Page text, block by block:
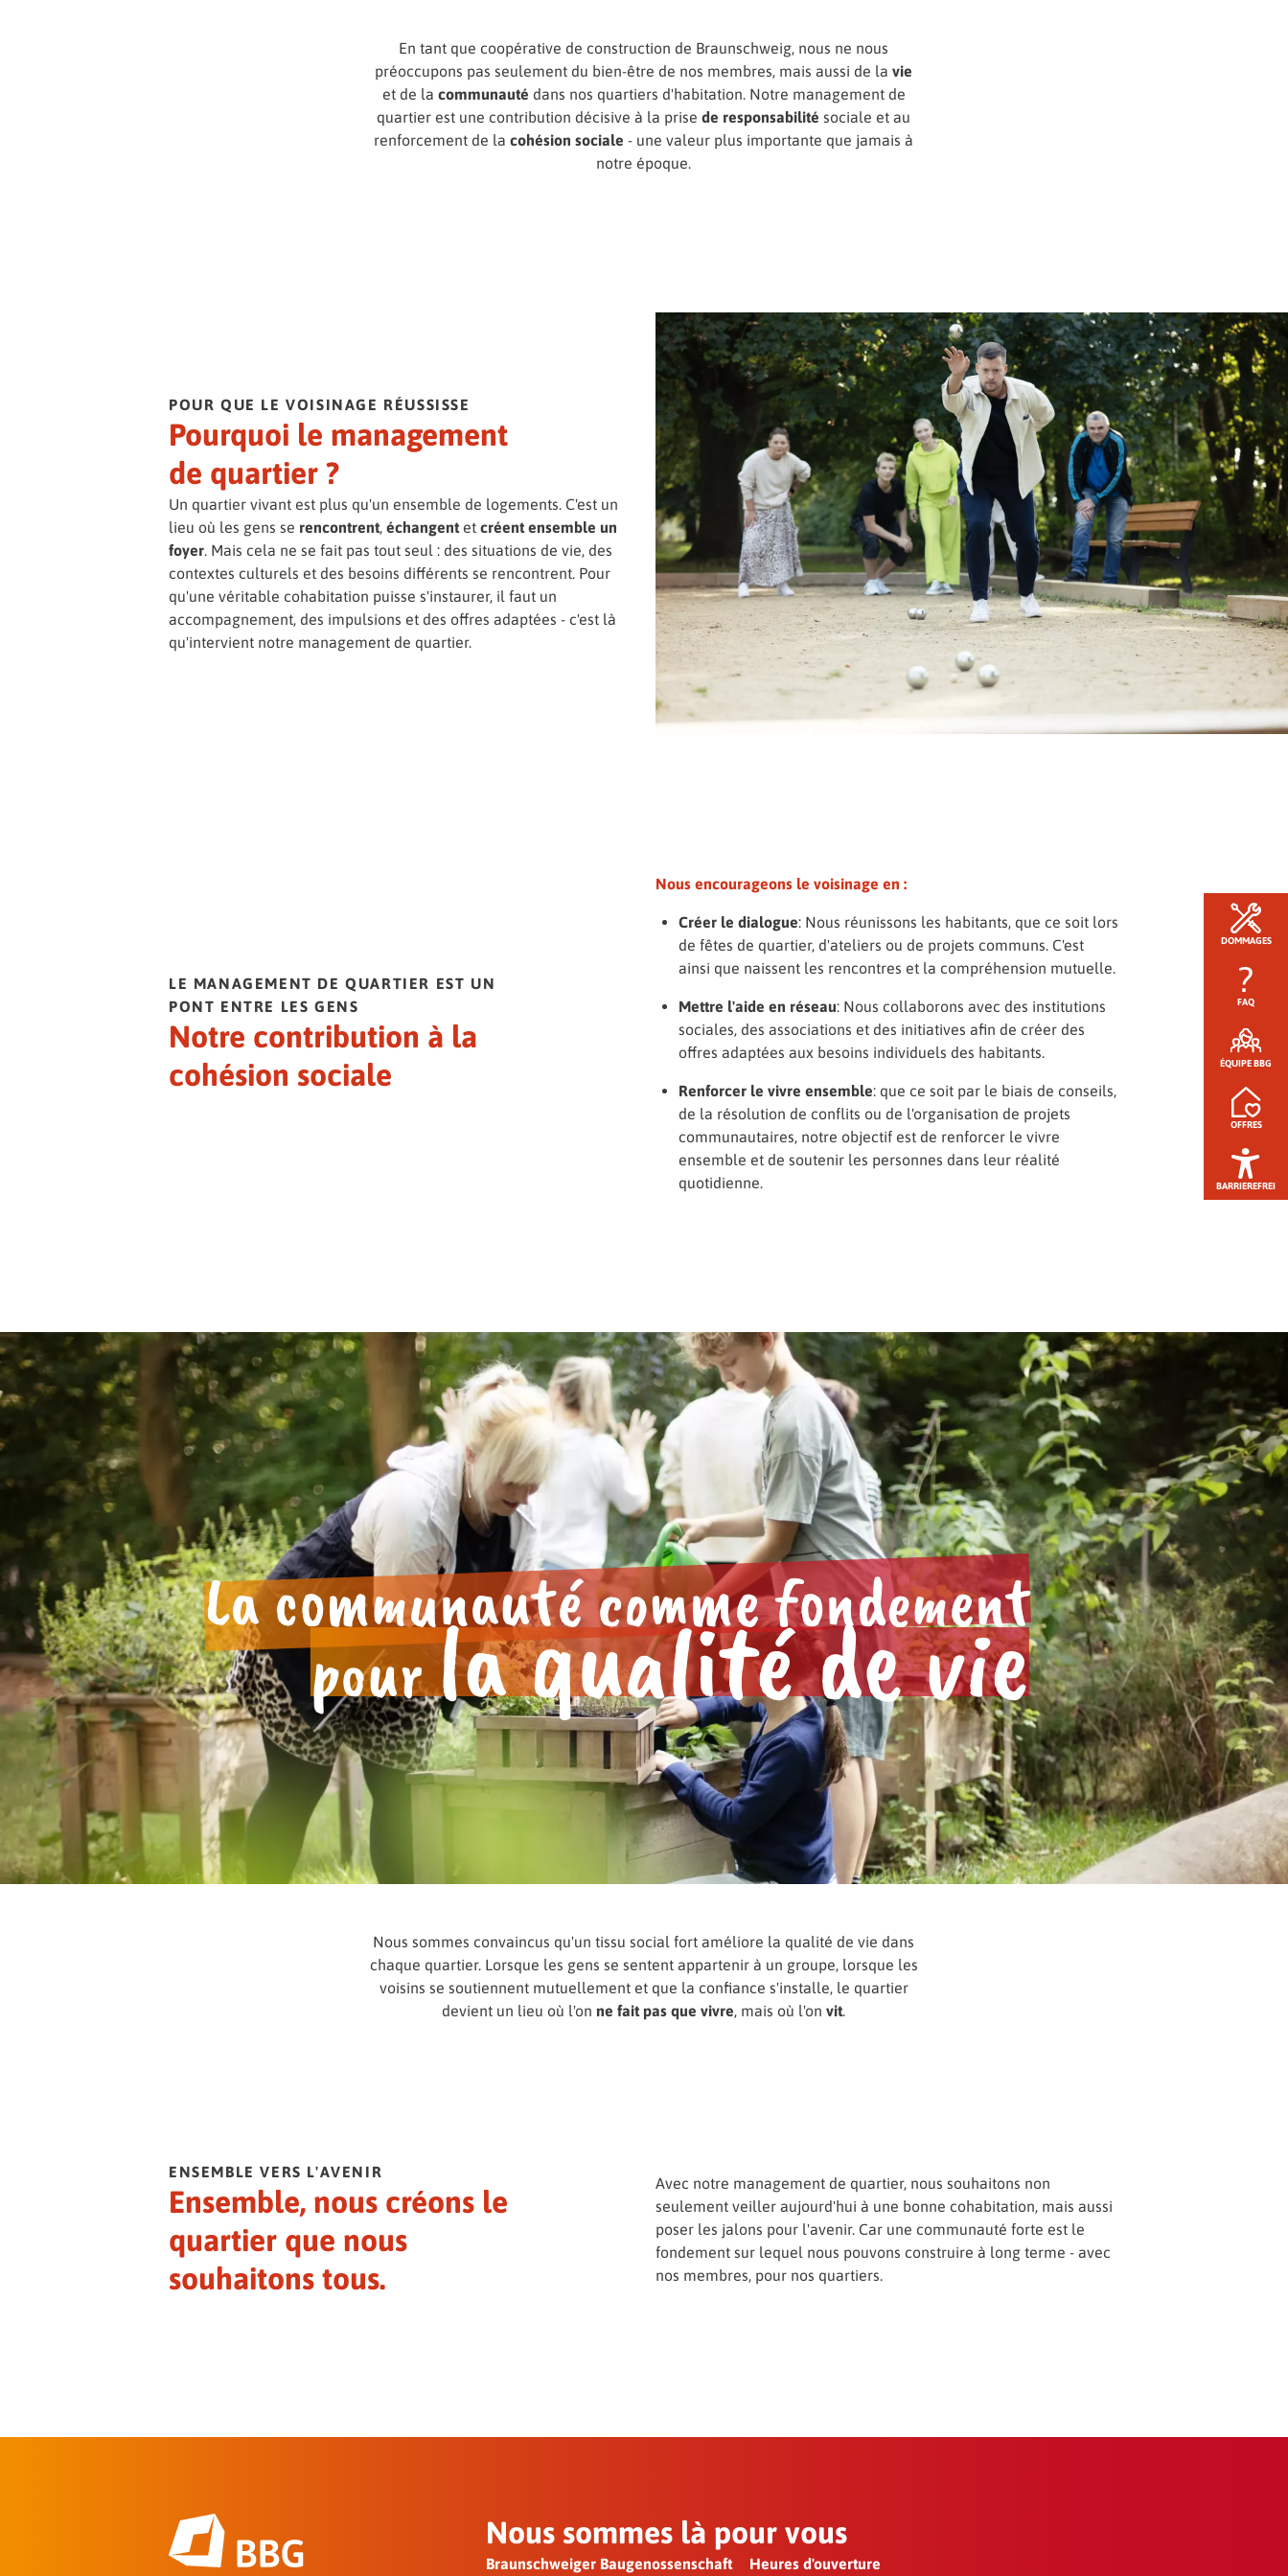
En tant que coopérative de construction de Braunschweig, nous ne nous
préoccupons pas seulement du bien-être de nos membres, mais aussi de lavie
et de la communauté dans nos quartiers d'habitation. Notre management de
quartier est une contribution décisive à la prisede responsabilité sociale et au
renforcement de lacohésion sociale - une valeur plus importante que jamais à
notre époque.
POUR QUE LE VOISINAGE RÉUSSISSE
Pourquoi le management
de quartier ?
Un quartier vivant est plus qu'un ensemble de logements. C'est un
lieu où les gens se rencontrent, échangentet créent ensemble un
foyer. Mais cela ne se fait pas tout seul : des situations de vie, des
contextes culturels et des besoins différents se rencontrent. Pour
qu'une véritable cohabitation puisse s'instaurer, il faut un
accompagnement, des impulsions et des offres adaptées - c'est là
qu'intervient notre management de quartier.
LE MANAGEMENT DE QUARTIER EST UN
PONT ENTRE LES GENS
Notre contribution à la
cohésion sociale
Nous encourageons le voisinage en :
Créer le dialogue: Nous réunissons les habitants, que ce soit lors
de fêtes de quartier, d'ateliers ou de projets communs. C'est
ainsi que naissent les rencontres et la compréhension mutuelle.
Mettre l'aide en réseau: Nous collaborons avec des institutions
sociales, des associations et des initiatives afin de créer des
offres adaptées aux besoins individuels des habitants.
Renforcer le vivre ensemble: que ce soit par le biais de conseils,
de la résolution de conflits ou de l'organisation de projets
communautaires, notre objectif est de renforcer le vivre
ensemble et de soutenir les personnes dans leur réalité
quotidienne.
La communauté comme fondement
pourla qualité de vie
Nous sommes convaincus qu'un tissu social fort améliore la qualité de vie dans
chaque quartier. Lorsque les gens se sentent appartenir à un groupe, lorsque les
voisins se soutiennent mutuellement et que la confiance s'installe, le quartier
devient un lieu où l'onne fait pas que vivre, mais où l'onvit.
ENSEMBLE VERS L'AVENIR
Ensemble, nous créons le
quartier que nous
souhaitons tous.
Avec notre management de quartier, nous souhaitons non
seulement veiller aujourd'hui à une bonne cohabitation, mais aussi
poser les jalons pour l'avenir. Car une communauté forte est le
fondement sur lequel nous pouvons construire à long terme - avec
nos membres, pour nos quartiers.
Nous sommes là pour vous
Braunschweiger Baugenossenschaft Heures d'ouverture
DOMMAGES
FAQ
ÉQUIPE BBG
OFFRES
BARRIEREFREI